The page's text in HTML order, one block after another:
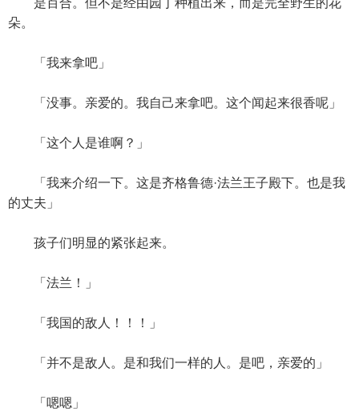
是百合。但不是经由园丁种植出来，而是完全野生的花
朵。
「我来拿吧」
「没事。亲爱的。我自己来拿吧。这个闻起来很香呢」
「这个人是谁啊？」
「我来介绍一下。这是齐格鲁德·法兰王子殿下。也是我
的丈夫」
孩子们明显的紧张起来。
「法兰！」
「我国的敌人！！！」
「并不是敌人。是和我们一样的人。是吧，亲爱的」
「嗯嗯」